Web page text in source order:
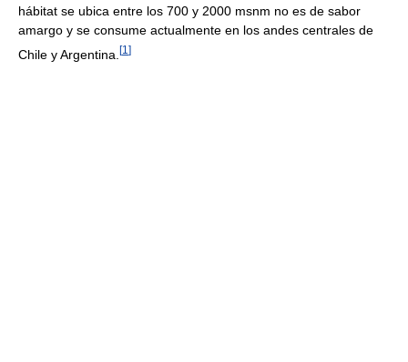
hábitat se ubica entre los 700 y 2000 msnm no es de sabor
amargo y se consume actualmente en los andes centrales de
Chile y Argentina. [1 ]